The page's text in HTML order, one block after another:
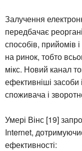
Залучення
передбачає
способів, прийомів
на ринок, тобто
мікс. Новий канал
ефективніші
споживача і
Умері Вінс [19]
Internet,
ефективності: